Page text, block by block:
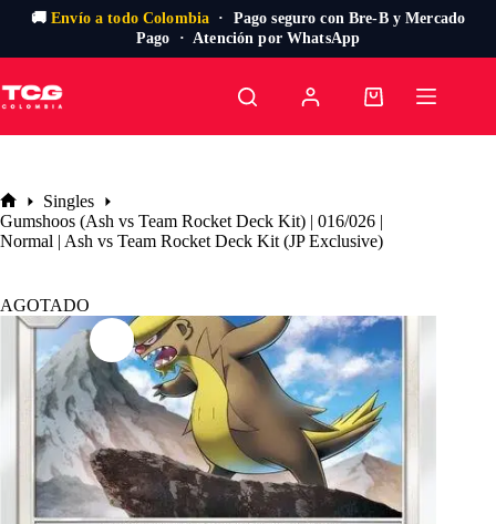
🚚Envío a todo Colombia · Pago seguro con Bre-B y Mercado
Pago · Atención por WhatsApp
al
contenido
Carro
Inicio
Singles
Gumshoos (Ash vs Team Rocket Deck Kit) | 016/026 |
Normal | Ash vs Team Rocket Deck Kit (JP Exclusive)
AGOTADO